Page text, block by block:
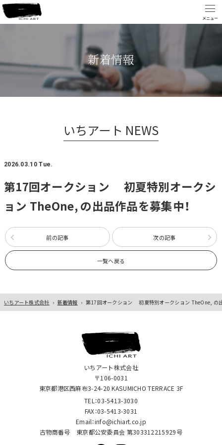
新着情報
いちアート NEWS
2026.03.10 Tue.
第17回オークション 初夏特別オークシ
ョン TheOne, の出品作品を募集中！
前の記事 次の記事
一覧へ戻る
いちアート株式会社 › 新着情報 › 第17回オークション 初夏特別オークション TheOne, の
いちアート株式会社
〒106-0031
東京都港区西麻布3-24-20 KASUMICHO TERRACE 3F
TEL：03-5413-3030
FAX：03-5413-3031
Email：info@ichiart.co.jp
古物商番号 東京都公安委員会 第303312215929号